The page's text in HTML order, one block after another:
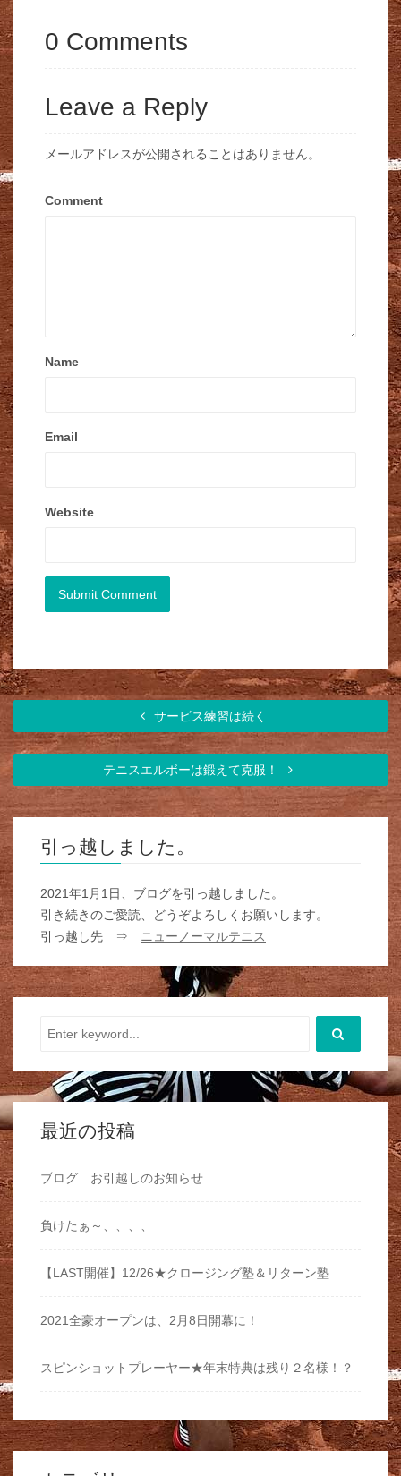
0 Comments
Leave a Reply
メールアドレスが公開されることはありません。
Comment
Name
Email
Website
サービス練習は続く
テニスエルボーは鍛えて克服！
引っ越しました。
2021年1月1日、ブログを引っ越しました。
引き続きのご愛読、どうぞよろしくお願いします。
引っ越し先 ⇒ ニューノーマルテニス
最近の投稿
ブログ お引越しのお知らせ
負けたぁ～、、、、
【LAST開催】12/26★クロージング塾＆リターン塾
2021全豪オープンは、2月8日開幕に！
スピンショットプレーヤー★年末特典は残り２名様！？